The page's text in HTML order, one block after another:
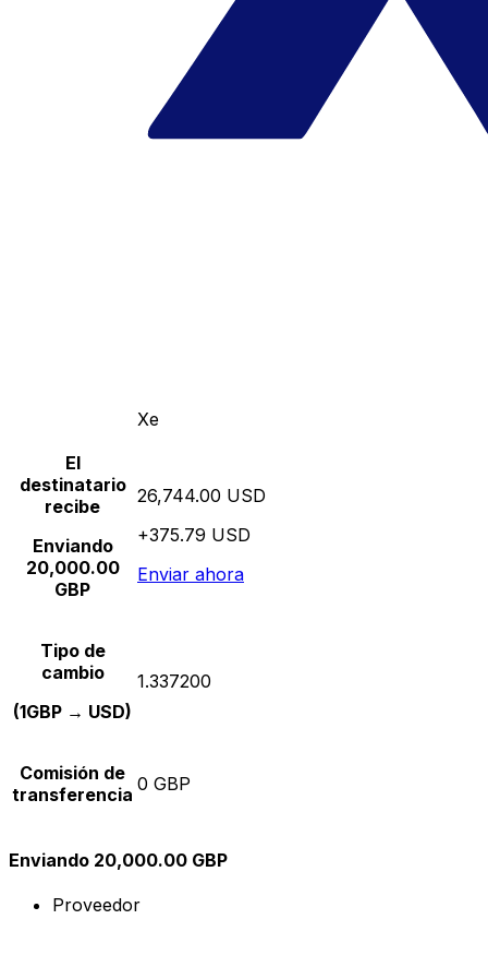
Xe
El
destinatario
recibe
Enviando
20,000.00
GBP
26,744.00 USD
+375.79 USD
Enviar ahora
Tipo de
cambio
(1GBP → USD)
1.337200
Comisión de
transferencia 0 GBP
Enviando 20,000.00 GBP
Proveedor